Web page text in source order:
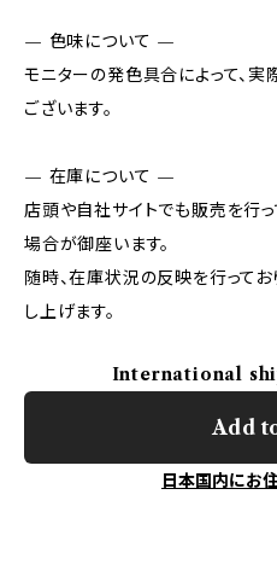
— 色味について —
モニターの発色具合によって、
ございます。
— 在庫について —
店頭や自社サイトでも販売を行
場合が御座います。
随時、在庫状況の反映を行ってお
し上げます。
International
Add
日本国内にお